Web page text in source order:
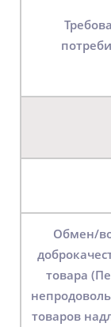
Обмен/
товара
товаров